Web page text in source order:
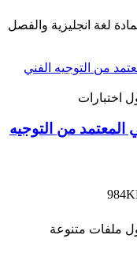
لغة انجليزية والفصل
اختبارات
المعتمد من التوجيه
ملفات متنوعة